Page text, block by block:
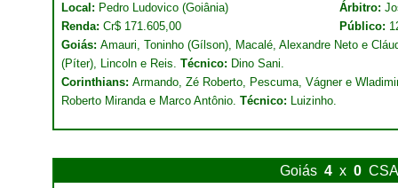
Local: Pedro Ludovico (Goiânia) Árbitro:
Renda: Cr$ 171.605,00 Público:
Goiás: Amauri, Toninho (Gílson), Macalé, Alexandre Neto e
(Píter), Lincoln e Reis. Técnico: Dino Sani.
Corinthians: Armando, Zé Roberto, Pescuma, Vágner e
Roberto Miranda e Marco Antônio. Técnico: Luizinho.
Goiás 4 x 0 CSA